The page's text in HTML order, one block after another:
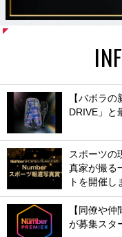
【バボラ
DRIVE」と
スポーツの
真家が撮る
トを開催し
【同僚や
が募集スタ